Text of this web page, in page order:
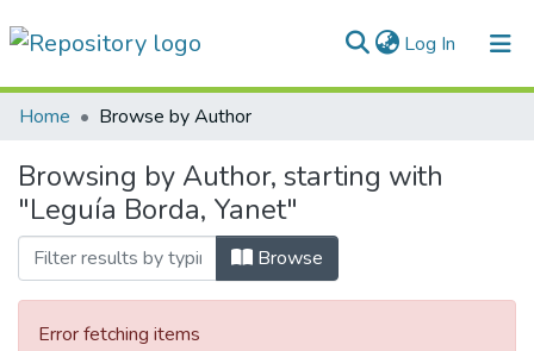
Log In (current)
Communities & Collections
All of DSpace
Normativas
Home Browse by Author
Browsing by Author, starting with
"Leguía Borda, Yanet"
Browse
Error fetching items